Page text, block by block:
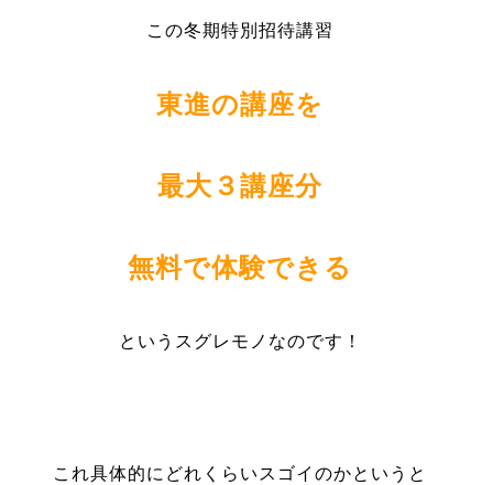
この冬期特別招待講習
東進の講座を
最大３講座分
無料で体験できる
というスグレモノなのです！
これ具体的にどれくらいスゴイのかというと